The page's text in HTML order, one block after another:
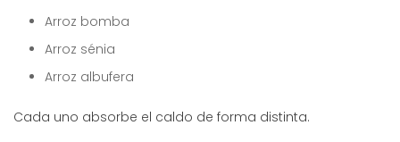
Arroz bomba
Arroz sénia
Arroz albufera
Cada uno absorbe el caldo de forma distinta.